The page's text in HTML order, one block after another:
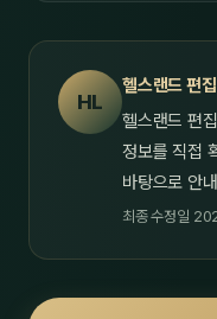
HL
헬스랜드 편
헬스랜드 편
정보를 직접
바탕으로 안
최종 수정일